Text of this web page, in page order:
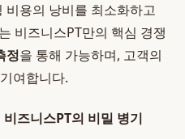
비용의 낭비를 최소화하고
비즈니스PT만의 핵심 경쟁
정을 통해 가능하며, 고객의
여합니다.
즈니스PT의 비밀 병기